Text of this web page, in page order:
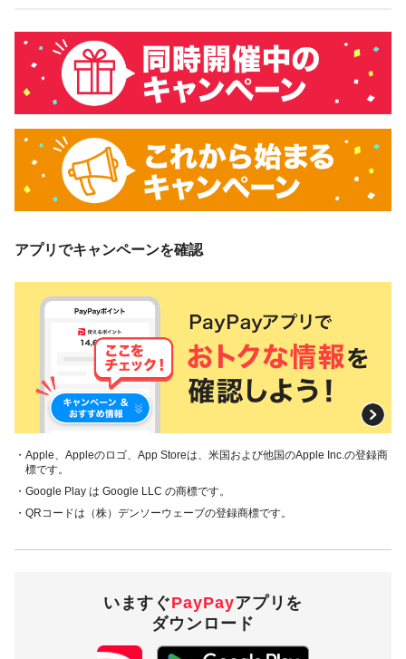
アプリでキャンペーンを確認
・Apple、Appleのロゴ、App Storeは、米国および他国のApple Inc.の登録商
標です。
・Google Play は Google LLC の商標です。
・QRコードは（株）デンソーウェーブの登録商標です。
いますぐPayPayアプリを
ダウンロード